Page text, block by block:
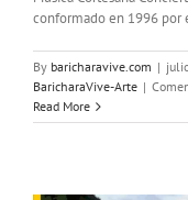
conformado en 1996 por
By baricharavive.com |
BaricharaVive-Arte |
Read More